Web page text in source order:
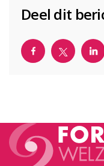
Deel dit